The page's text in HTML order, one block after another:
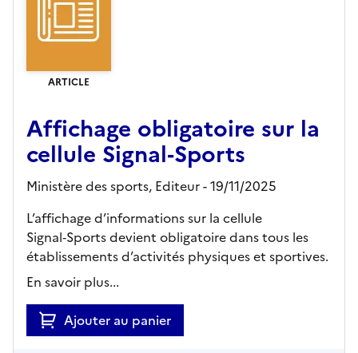
ARTICLE
Affichage obligatoire sur la
cellule Signal‑Sports
Ministère des sports, Editeur- 19/11/2025
L’affichage d’informations sur la cellule
Signal‑Sports devient obligatoire dans tous les
établissements d’activités physiques et sportives.
En savoir plus...
Ajouter au panier